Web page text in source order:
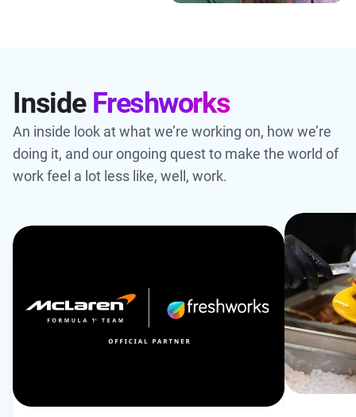
Inside Freshworks
An inside look at what we’re working on, how we’re
doing it, and our ongoing quest to make the world of
work feel a lot less like, well, work.